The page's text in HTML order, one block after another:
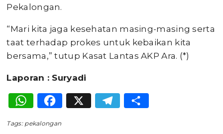
Pekalongan.
“Mari kita jaga kesehatan masing-masing serta
taat terhadap prokes untuk kebaikan kita
bersama,” tutup Kasat Lantas AKP Ara. (*)
Laporan : Suryadi
WhatsApp
Facebook
X Telegram
Tags: pekalongan